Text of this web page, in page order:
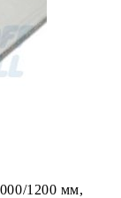
1200 мм,